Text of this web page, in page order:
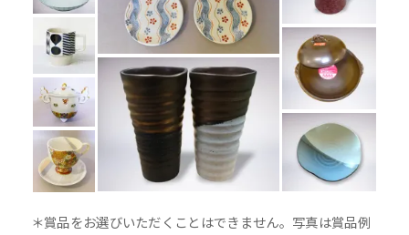
＊賞品をお選びいただくことはできません。写真は賞品例